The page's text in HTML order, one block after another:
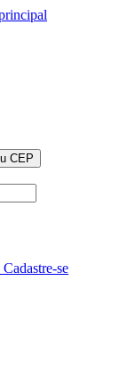
CEP
se